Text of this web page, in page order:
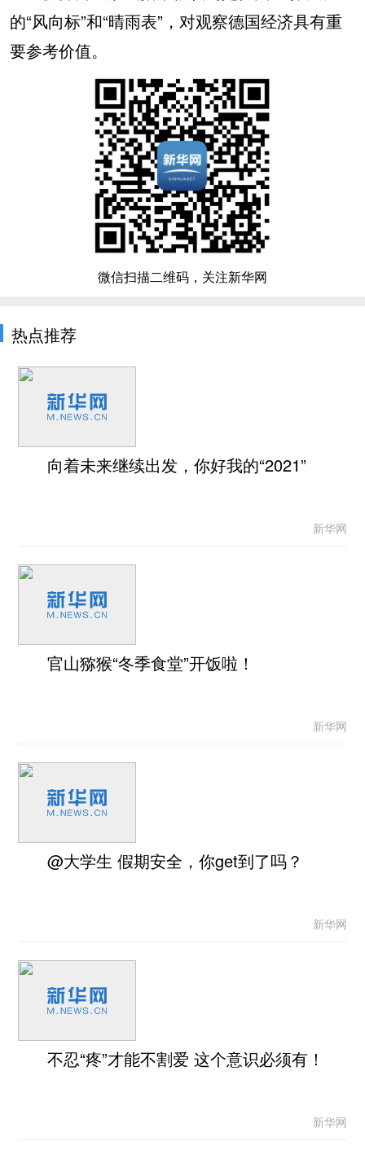
的“风向标”和“晴雨表”，对观察德国经济具有重
要参考价值。
微信扫描二维码，关注新华网
热点推荐
向着未来继续出发，你好我的“2021”
新华网
官山猕猴“冬季食堂”开饭啦！
新华网
@大学生 假期安全，你get到了吗？
新华网
不忍“疼”才能不割爱 这个意识必须有！
新华网